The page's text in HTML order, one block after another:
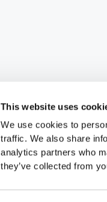
This website uses
We use cookies to
traffic. We also share
analytics partners who
they’ve collected from